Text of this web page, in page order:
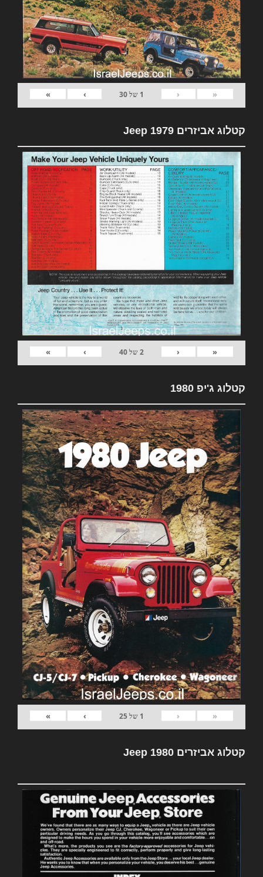
«
‹
1 של30
›
»
קטלוג אביזרים 1979 Jeep
«
‹
2של40
›
»
קטלוג ג'יפ 1980
«
‹
1 של25
›
»
קטלוג אביזרים Jeep 1980